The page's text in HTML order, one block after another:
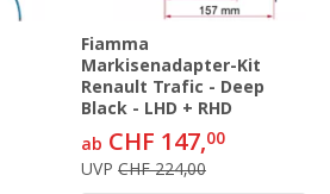
Fiamma
Markisenadapter-Kit
Renault Trafic - Deep
Black - LHD + RHD
ab CHF 147,00
UVP CHF 224,00